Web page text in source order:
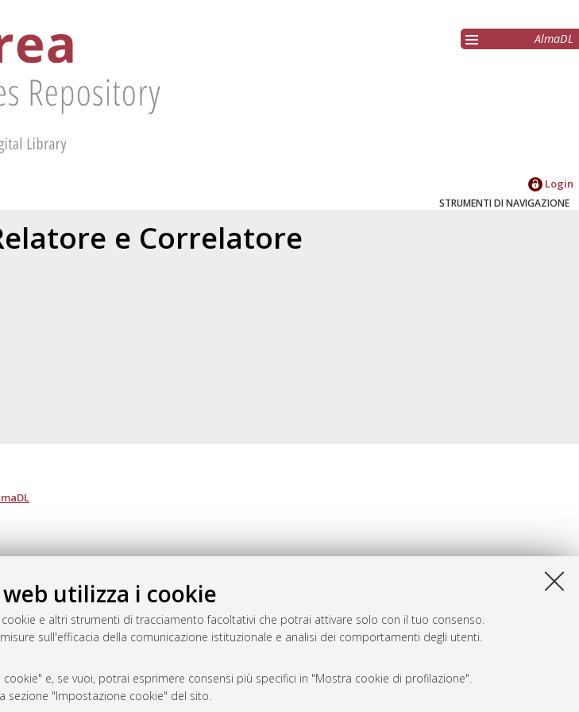
utilizza i cookie
e altri strumenti di tracciamento facoltativi che potrai attivare solo con il tuo consenso.
sull'efficacia della comunicazione istituzionale e analisi dei comportamenti degli utenti.
e, se vuoi, potrai esprimere consensi più specifici in "Mostra cookie di profilazione".
sezione "Impostazione cookie" del sito.
AlmaDL
Login
STRUMENTI DI NAVIGAZIONE
e Correlatore